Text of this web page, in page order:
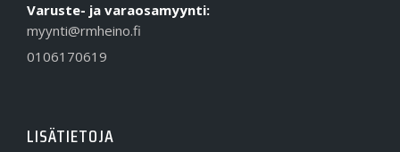
Varuste- ja varaosamyynti:
myynti@rmheino.fi
0106170619
LISÄTIETOJA